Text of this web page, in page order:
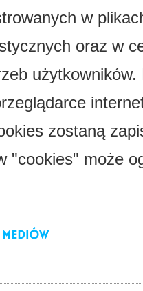
w
oraz w
zostaną
"cookies" może